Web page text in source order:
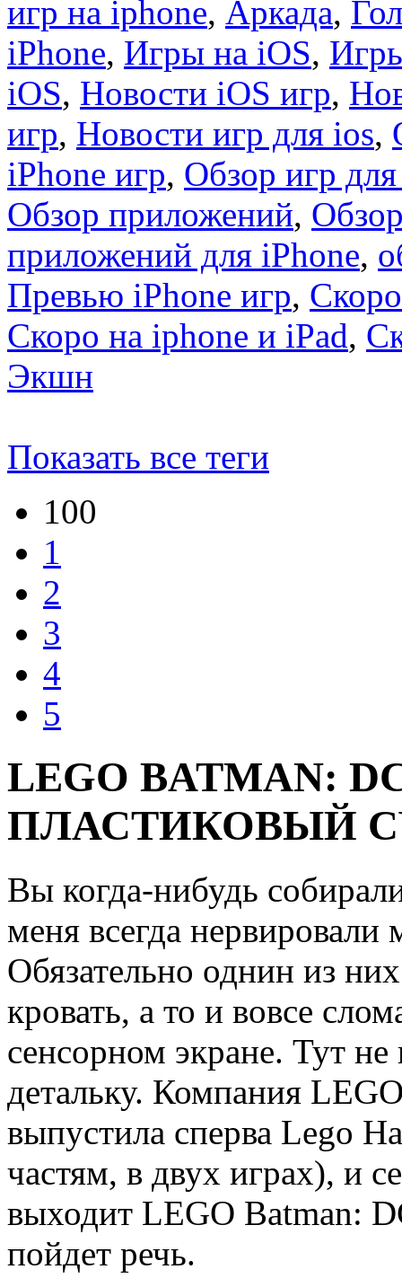
игр на iphone, Аркада,
iPhone, Игры на iOS,
iOS, Новости iOS игр,
игр, Новости игр для ios,
iPhone игр, Обзор игр
Обзор приложений,
приложений для iPhone,
Превью iPhone игр,
Скоро на iphone и iPad,
Экшн
Показать все теги
100
1
2
3
4
5
LEGO BATMAN:
ПЛАСТИКОВЫЙ
Вы когда-нибудь
меня всегда нервировали
Обязательно однин из
кровать, а то и вовсе
сенсорном экране. Тут
детальку. Компания
выпустила сперва Lego
частям, в двух играх), и
выходит LEGO Batman:
пойдет речь.